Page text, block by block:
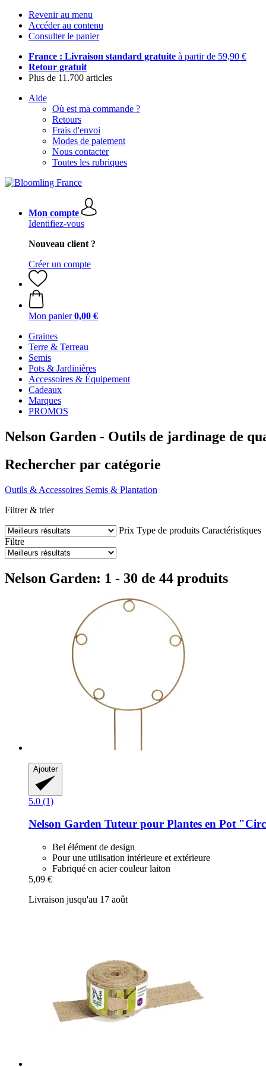
Revenir au menu
Accéder au contenu
Consulter le panier
France : Livraison standard gratuite à partir de 59,90 €
Retour gratuit
Plus de 11.700 articles
Aide
Où est ma commande ?
Retours
Frais d'envoi
Modes de paiement
Nous contacter
Toutes les rubriques
Mon compte
Identifiez-vous
Nouveau client ?
Créer un compte
Mon panier 0,00 €
Graines
Terre & Terreau
Semis
Pots & Jardinières
Accessoires & Équipement
Cadeaux
Marques
PROMOS
Nelson Garden - Outils de jardinage de
Rechercher par catégorie
Outils & Accessoires Semis & Plantation
Filtrer & trier
Prix Type de produits Caractéristiques
Filtre
Nelson Garden: 1 - 30 de 44 produits
Ajouter
5.0 (1)
Nelson Garden Tuteur pour Plantes en Pot
Bel élément de design
Pour une utilisation intérieure et extérieure
Fabriqué en acier couleur laiton
5,09 €
Livraison jusqu'au 17 août